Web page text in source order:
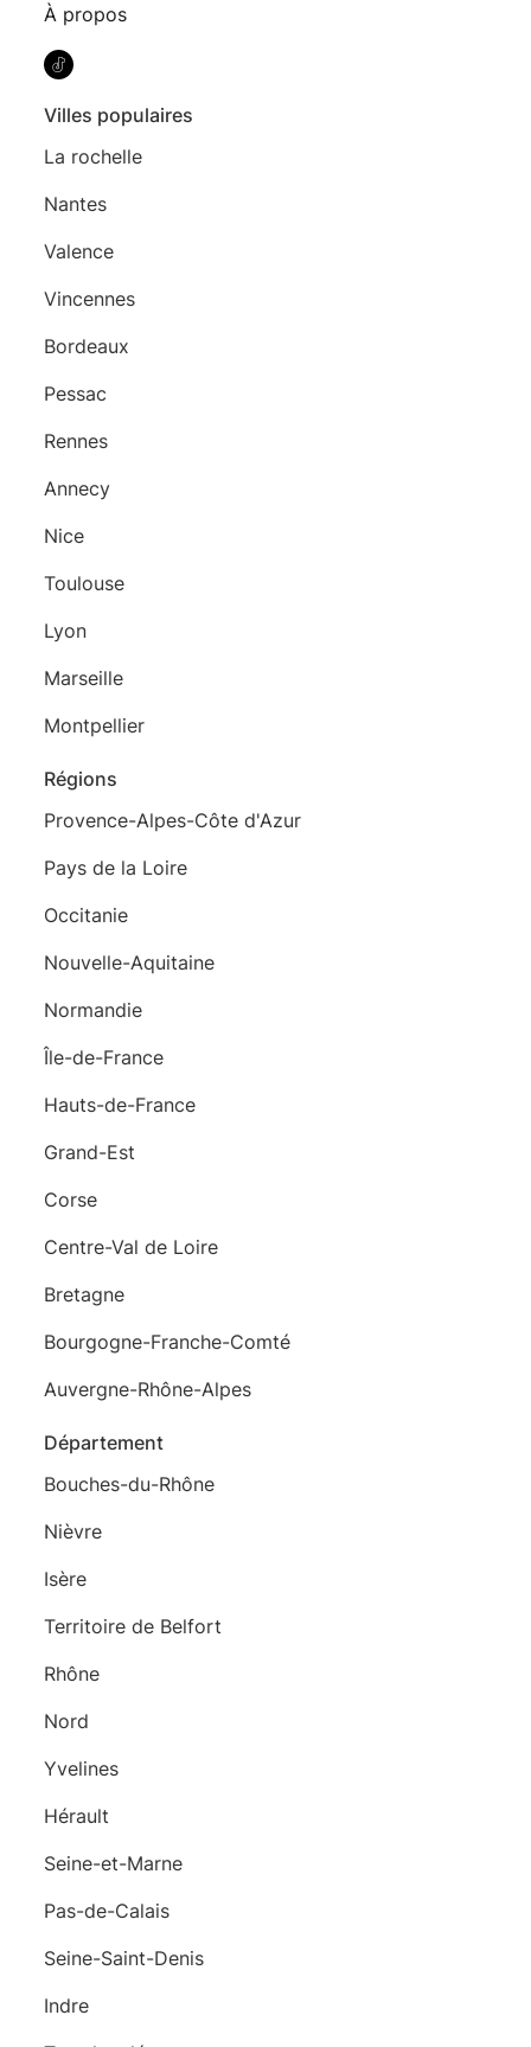
À propos
Villes populaires
La rochelle
Nantes
Valence
Vincennes
Bordeaux
Pessac
Rennes
Annecy
Nice
Toulouse
Lyon
Marseille
Montpellier
Régions
Provence-Alpes-Côte d'Azur
Pays de la Loire
Occitanie
Nouvelle-Aquitaine
Normandie
Île-de-France
Hauts-de-France
Grand-Est
Corse
Centre-Val de Loire
Bretagne
Bourgogne-Franche-Comté
Auvergne-Rhône-Alpes
Département
Bouches-du-Rhône
Nièvre
Isère
Territoire de Belfort
Rhône
Nord
Yvelines
Hérault
Seine-et-Marne
Pas-de-Calais
Seine-Saint-Denis
Indre